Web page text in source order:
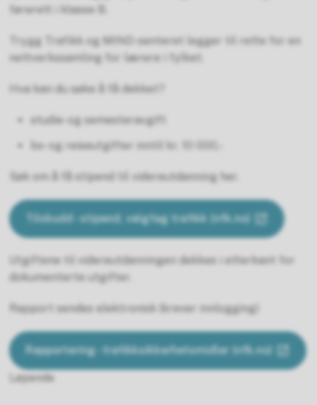
førerett i klasse B.
Trygg Trafikk og MIND-senteret legger til rette for en
nettverkssamling for lærere i fylket.
Hva kan du søke å få dekket?
studie- og semesteravgift
bo- og reiseutgifter inntil kr. 10 000,-
Søk om å få stipend til videreutdanning her.
Tilskudd - stipend, valgfag trafikk (nfk.no)
Utgiftene til videreutdanningen dekkes i etterkant for
dokumenterte utgifter.
Rapport sendes elektronisk (krever innlogging)
Rapportering - trafikksikkerhetsmidler (nfk.no)
Løpende